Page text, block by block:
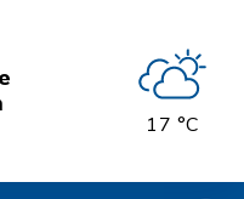
17 °C